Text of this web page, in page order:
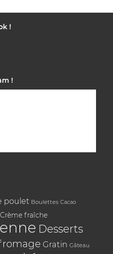
!
!
poulet Boulettes Cacao
Crème fraîche
Desserts
Gratin Gâteau